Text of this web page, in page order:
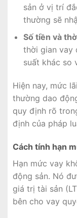
sản ở vị trí
thường sẽ
Số tiền và
thời gian vay
suất khác so
Hiện nay, mức
thường dao
quy định rõ
định của pháp
Cách tính hạn
Hạn mức vay
động sản. Nó
giá trị tài sản
bên cho vay